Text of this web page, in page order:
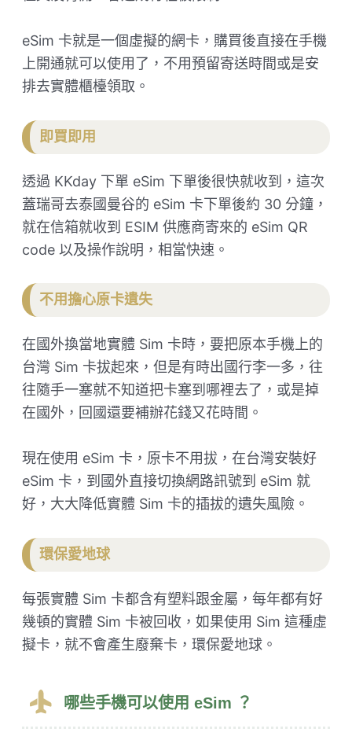
eSim 卡就是一個虛擬的網卡，購買後直接在手機
上開通就可以使用了，不用預留寄送時間或是安
排去實體櫃檯領取。
即買即用
透過 KKday 下單 eSim 下單後很快就收到，這次
蓋瑞哥去泰國曼谷的 eSim 卡下單後約 30 分鐘，
就在信箱就收到 ESIM 供應商寄來的 eSim QR
code 以及操作說明，相當快速。
不用擔心原卡遺失
在國外換當地實體 Sim 卡時，要把原本手機上的
台灣 Sim 卡拔起來，但是有時出國行李一多，往
往隨手一塞就不知道把卡塞到哪裡去了，或是掉
在國外，回國還要補辦花錢又花時間。
現在使用 eSim 卡，原卡不用拔，在台灣安裝好
eSim 卡，到國外直接切換網路訊號到 eSim 就
好，大大降低實體 Sim 卡的插拔的遺失風險。
環保愛地球
每張實體 Sim 卡都含有塑料跟金屬，每年都有好
幾頓的實體 Sim 卡被回收，如果使用 Sim 這種虛
擬卡，就不會產生廢棄卡，環保愛地球。
哪些手機可以使用 eSim ？